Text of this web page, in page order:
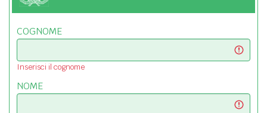
COGNOME
Inserisci il cognome
NOME